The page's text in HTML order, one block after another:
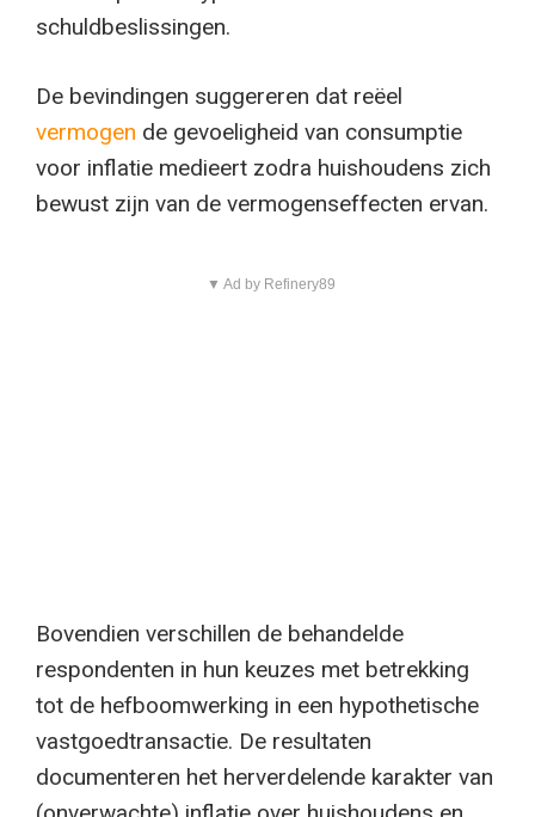
schuldbeslissingen.
De bevindingen suggereren dat reëel
vermogen de gevoeligheid van consumptie
voor inflatie medieert zodra huishoudens zich
bewust zijn van de vermogenseffecten ervan.
▼ Ad by Refinery89
Bovendien verschillen de behandelde
respondenten in hun keuzes met betrekking
tot de hefboomwerking in een hypothetische
vastgoedtransactie. De resultaten
documenteren het herverdelende karakter van